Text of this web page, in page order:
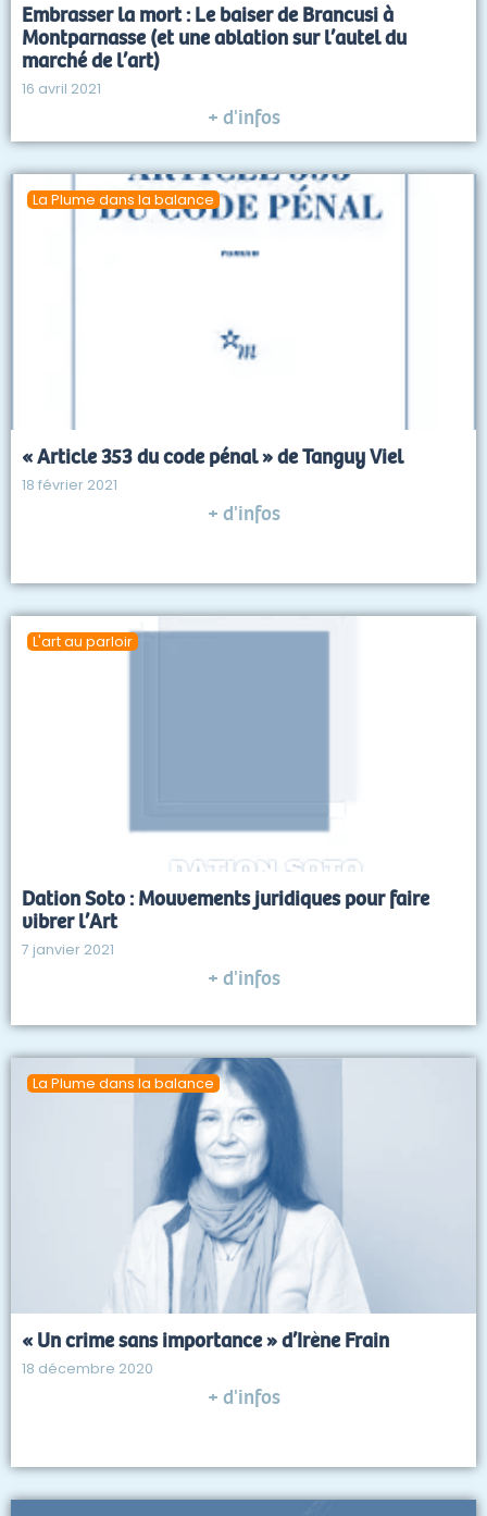
Embrasser la mort : Le baiser de Brancusi à
Montparnasse (et une ablation sur l’autel du
marché de l’art)
16 avril 2021
+ d'infos
La Plume dans la balance
« Article 353 du code pénal » de Tanguy Viel
18 février 2021
+ d'infos
L'art au parloir
Dation Soto : Mouvements juridiques pour faire
vibrer l’Art
7 janvier 2021
+ d'infos
La Plume dans la balance
« Un crime sans importance » d’Irène Frain
18 décembre 2020
+ d'infos